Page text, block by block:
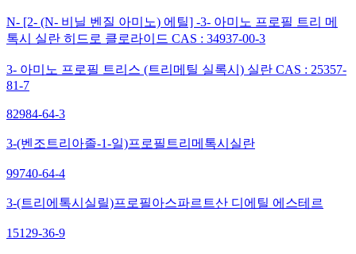
N- [2- (N- 비닐 벤질 아미노) 에틸] -3- 아미노 프로필 트리 메
톡시 실란 히드로 클로라이드 CAS : 34937-00-3
3- 아미노 프로필 트리스 (트리메틸 실록시) 실란 CAS : 25357-
81-7
82984-64-3
3-(벤조트리아졸-1-일)프로필트리메톡시실란
99740-64-4
3-(트리에톡시실릴)프로필아스파르트산 디에틸 에스테르
15129-36-9